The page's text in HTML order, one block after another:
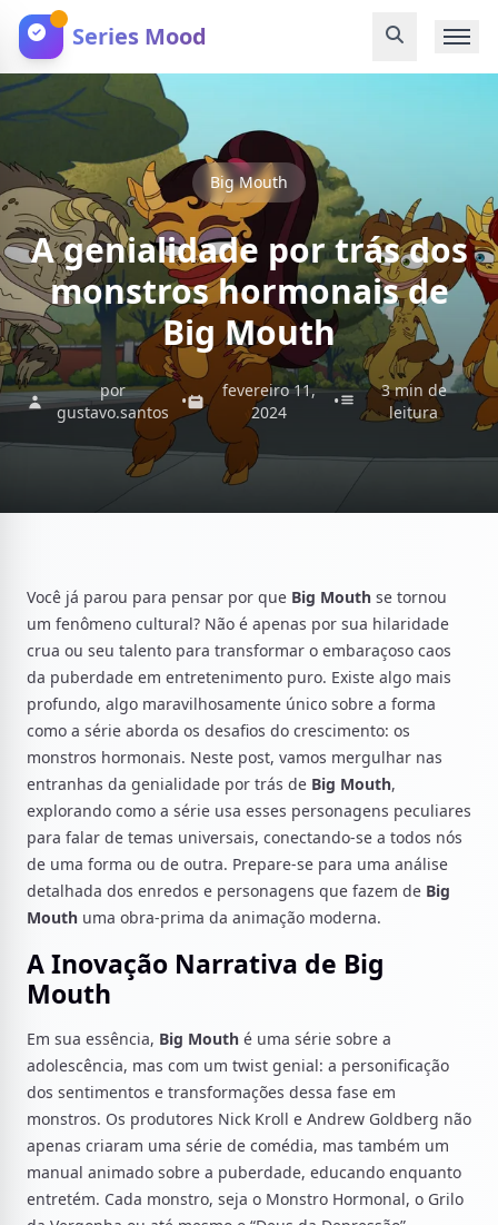
Series Mood
Big Mouth
A genialidade por trás dos
monstros hormonais de
Big Mouth
por
gustavo.santos
•
fevereiro 11,
2024
•
3 min de
leitura
Você já parou para pensar por que Big Mouth se tornou
um fenômeno cultural? Não é apenas por sua hilaridade
crua ou seu talento para transformar o embaraçoso caos
da puberdade em entretenimento puro. Existe algo mais
profundo, algo maravilhosamente único sobre a forma
como a série aborda os desafios do crescimento: os
monstros hormonais. Neste post, vamos mergulhar nas
entranhas da genialidade por trás de Big Mouth,
explorando como a série usa esses personagens peculiares
para falar de temas universais, conectando-se a todos nós
de uma forma ou de outra. Prepare-se para uma análise
detalhada dos enredos e personagens que fazem de Big
Mouth uma obra-prima da animação moderna.
A Inovação Narrativa de Big
Mouth
Em sua essência, Big Mouth é uma série sobre a
adolescência, mas com um twist genial: a personificação
dos sentimentos e transformações dessa fase em
monstros. Os produtores Nick Kroll e Andrew Goldberg não
apenas criaram uma série de comédia, mas também um
manual animado sobre a puberdade, educando enquanto
entretém. Cada monstro, seja o Monstro Hormonal, o Grilo